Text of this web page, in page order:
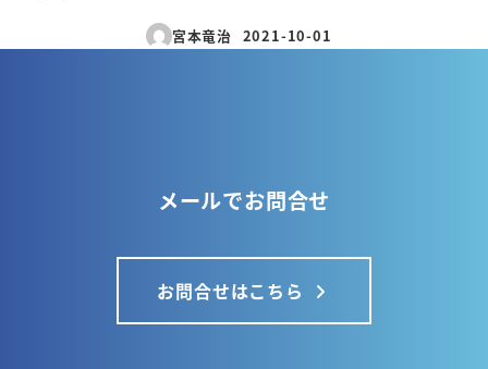
宮本竜治
投稿日
2021-10-01
メールでお問合せ
お問合せはこちら